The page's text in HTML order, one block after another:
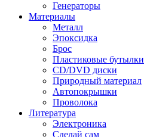
Генераторы
Материалы
Металл
Эпоксидка
Брос
Пластиковые бутылки
CD/DVD диски
Природный материал
Автопокрышки
Проволока
Литература
Электроника
Сделай сам